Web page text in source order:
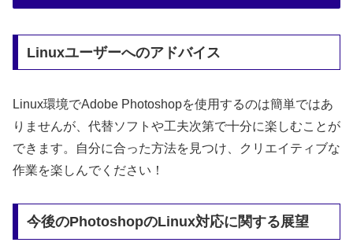
Linuxユーザーへのアドバイス
Linux環境でAdobe Photoshopを使用するのは簡単ではあ
りませんが、代替ソフトや工夫次第で十分に楽しむことが
できます。自分に合った方法を見つけ、クリエイティブな
作業を楽しんでください！
今後のPhotoshopのLinux対応に関する展望